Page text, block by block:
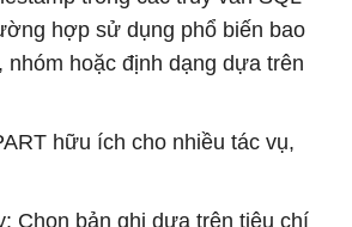
hợp sử dụng phổ biến bao
nhóm hoặc định dạng dựa trên
hữu ích cho nhiều tác vụ,
Chọn bản ghi dựa trên tiêu chí